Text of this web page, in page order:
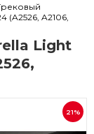
(A2526, A2106,
Light
21%